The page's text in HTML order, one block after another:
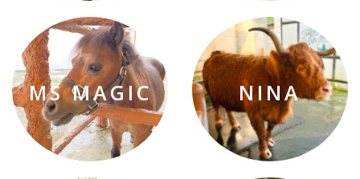
MS MAGIC NINA